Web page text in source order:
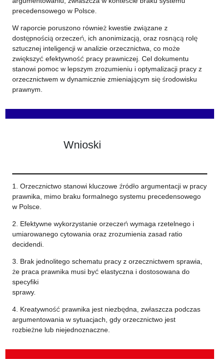
precedensowego w Polsce.
W raporcie poruszono również kwestie związane z
dostępnością orzeczeń, ich anonimizacją, oraz rosnącą rolę
sztucznej inteligencji w analizie orzecznictwa, co może
zwiększyć efektywność pracy prawniczej. Cel dokumentu
stanowi pomoc w lepszym zrozumieniu i optymalizacji pracy z
orzecznictwem w dynamicznie zmieniającym się środowisku
prawnym.
Wnioski
1. Orzecznictwo stanowi kluczowe źródło argumentacji w pracy
prawnika, mimo braku formalnego systemu precedensowego
w Polsce.
2. Efektywne wykorzystanie orzeczeń wymaga rzetelnego i
umiarowanego cytowania oraz zrozumienia zasad ratio
decidendi.
3. Brak jednolitego schematu pracy z orzecznictwem sprawia,
że praca prawnika musi być elastyczna i dostosowana do
specyfiki
sprawy.
4. Kreatywność prawnika jest niezbędna, zwłaszcza podczas
argumentowania w sytuacjach, gdy orzecznictwo jest
rozbieżne lub niejednoznaczne.